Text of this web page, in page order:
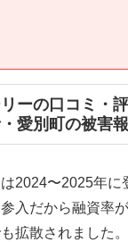
ーの口コミ・
愛別町の被害報
2024〜2025年に
入だから融資率
拡散されました